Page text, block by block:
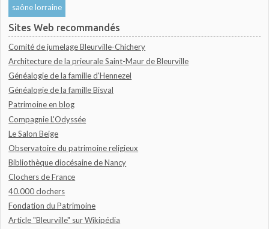
saône lorraine
Sites Web recommandés
Comité de jumelage Bleurville-Chichery
Architecture de la prieurale Saint-Maur de Bleurville
Généalogie de la famille d'Hennezel
Généalogie de la famille Bisval
Patrimoine en blog
Compagnie L'Odyssée
Le Salon Beige
Observatoire du patrimoine religieux
Bibliothèque diocésaine de Nancy
Clochers de France
40.000 clochers
Fondation du Patrimoine
Article "Bleurville" sur Wikipédia